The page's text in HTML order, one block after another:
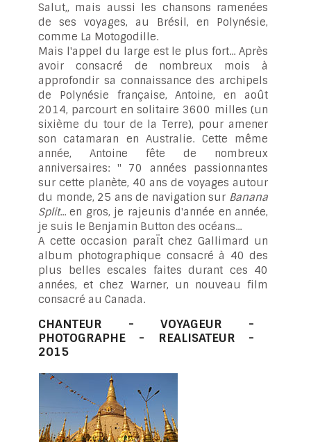
Salut,, mais aussi les chansons ramenées
de ses voyages, au Brésil, en Polynésie,
comme La Motogodille.
Mais l'appel du large est le plus fort... Après
avoir consacré de nombreux mois à
approfondir sa connaissance des archipels
de Polynésie française, Antoine, en août
2014, parcourt en solitaire 3600 milles (un
sixième du tour de la Terre), pour amener
son catamaran en Australie. Cette même
année, Antoine fête de nombreux
anniversaires: " 70 années passionnantes
sur cette planète, 40 ans de voyages autour
du monde, 25 ans de navigation sur Banana
Split... en gros, je rajeunis d'année en année,
je suis le Benjamin Button des océans...
A cette occasion paraÏt chez Gallimard un
album photographique consacré à 40 des
plus belles escales faites durant ces 40
années, et chez Warner, un nouveau film
consacré au Canada.
CHANTEUR - VOYAGEUR -
PHOTOGRAPHE - REALISATEUR -
2015